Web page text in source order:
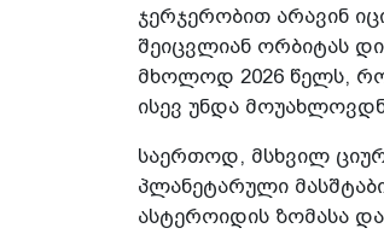
ჯერჯერობით არავინ
შეიცვლიან ორბიტას
მხოლოდ 2026 წელს,
ისევ უნდა
საერთოდ, მსხვილ
პლანეტარული
ასტეროიდის ზომასა